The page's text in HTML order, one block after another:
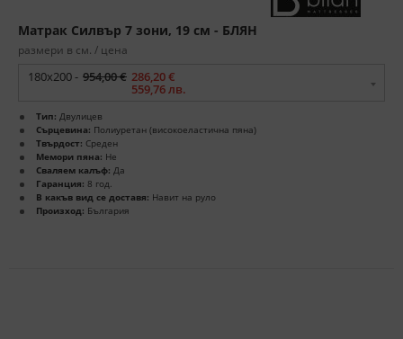
Матрак Силвър 7 зони, 19 см - БЛЯН
размери в см. / цена
180x200 - 954,00 € 286,20 €
559,76 лв.
Тип: Двулицев
Сърцевина: Полиуретан (високоеластична пяна)
Твърдост: Среден
Мемори пяна: Не
Сваляем калъф: Да
Гаранция: 8 год.
В какъв вид се доставя: Навит на руло
Произход: България